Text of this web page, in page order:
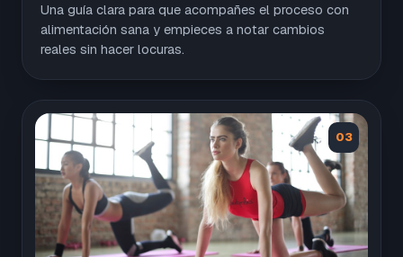
Una guía clara para que acompañes el proceso con
alimentación sana y empieces a notar cambios
reales sin hacer locuras.
03